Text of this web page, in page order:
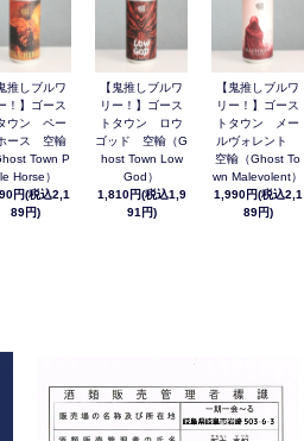
推しブルワ
！】ゴース
ウン ペー
ース 空輸
Town P
Horse）
円(税込2,1
89円)
【鬼推しブルワ
リー！】ゴース
トタウン ロウ
ゴッド 空輸（G
host Town Low
God）
1,810円(税込1,9
91円)
【鬼推しブルワ
リー！】ゴース
トタウン メー
ルヴォレント
空輸（Ghost To
wn Malevolent）
1,990円(税込2,1
89円)